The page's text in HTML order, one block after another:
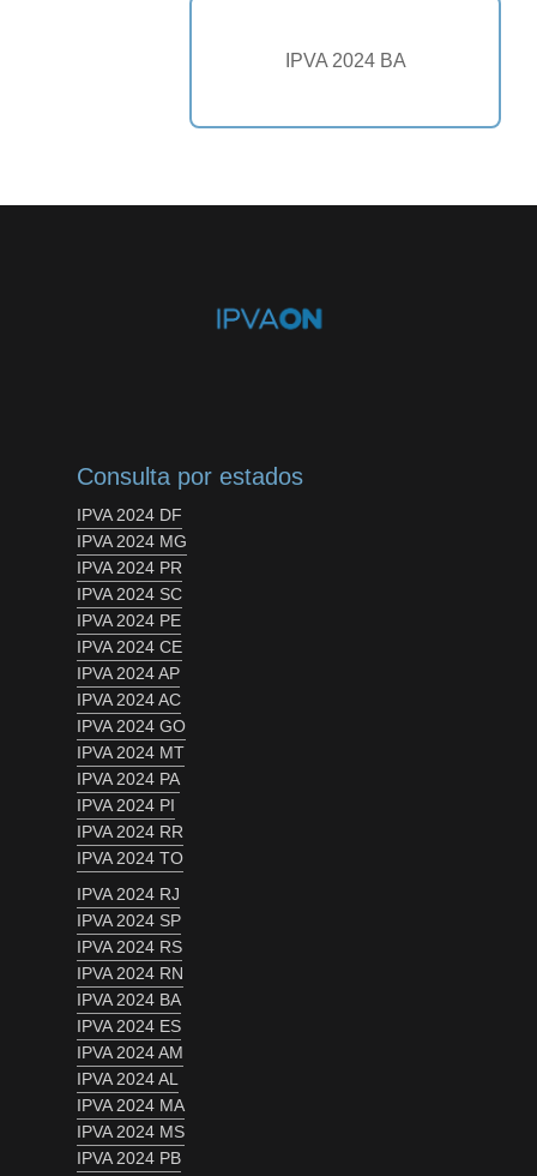
IPVA 2024 BA
Consulta por estados
IPVA 2024 DF
IPVA 2024 MG
IPVA 2024 PR
IPVA 2024 SC
IPVA 2024 PE
IPVA 2024 CE
IPVA 2024 AP
IPVA 2024 AC
IPVA 2024 GO
IPVA 2024 MT
IPVA 2024 PA
IPVA 2024 PI
IPVA 2024 RR
IPVA 2024 TO
IPVA 2024 RJ
IPVA 2024 SP
IPVA 2024 RS
IPVA 2024 RN
IPVA 2024 BA
IPVA 2024 ES
IPVA 2024 AM
IPVA 2024 AL
IPVA 2024 MA
IPVA 2024 MS
IPVA 2024 PB